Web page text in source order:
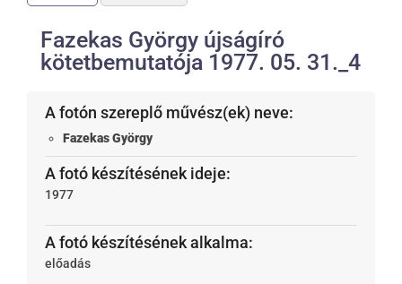
Fazekas György újságíró
kötetbemutatója 1977. 05. 31._4
A fotón szereplő művész(ek) neve:
Fazekas György
A fotó készítésének ideje:
1977
A fotó készítésének alkalma:
előadás